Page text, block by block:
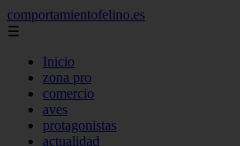
comportamientofelino.es
☰
Inicio
zona pro
comercio
aves
protagonistas
actualidad